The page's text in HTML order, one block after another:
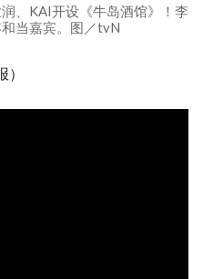
、KAI开设《牛岛酒馆》！李
当嘉宾。图／tvN